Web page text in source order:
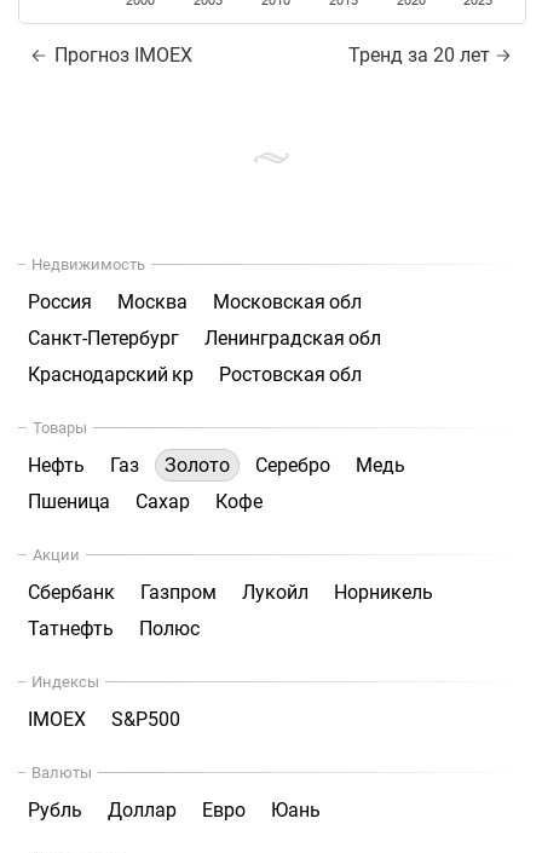
Прогноз IMOEX Тренд за 20 лет
Недвижимость
Россия Москва
Московская обл
Санкт-Петербург
Ленинградская обл
Краснодарский кр
Ростовская обл
Товары
Нефть Газ Золото Серебро
Медь
Пшеница
Сахар Кофе
Акции
Сбербанк Газпром Лукойл
Норникель
Татнефть
Полюс
Индексы
IMOEX S&P500
Валюты
Рубль Доллар Евро Юань